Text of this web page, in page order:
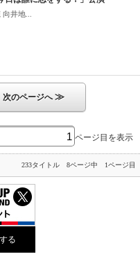
井地...
次のページへ≫
ページ目を表示
233タイトル 8ページ中 1ページ目